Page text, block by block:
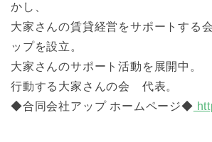
かし、
大家さんの賃貸経営をサポートする
ップを設立。
大家さんのサポート活動を展開中。
行動する大家さんの会 代表。
◆合同会社アップ ホームページ◆